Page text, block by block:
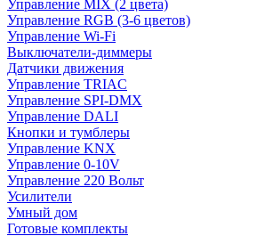
Управление MIX (2 цвета)
Управление RGB (3-6 цветов)
Управление Wi-Fi
Выключатели-диммеры
Датчики движения
Управление TRIAC
Управление SPI-DMX
Управление DALI
Кнопки и тумблеры
Управление KNX
Управление 0-10V
Управление 220 Вольт
Усилители
Умный дом
Готовые комплекты